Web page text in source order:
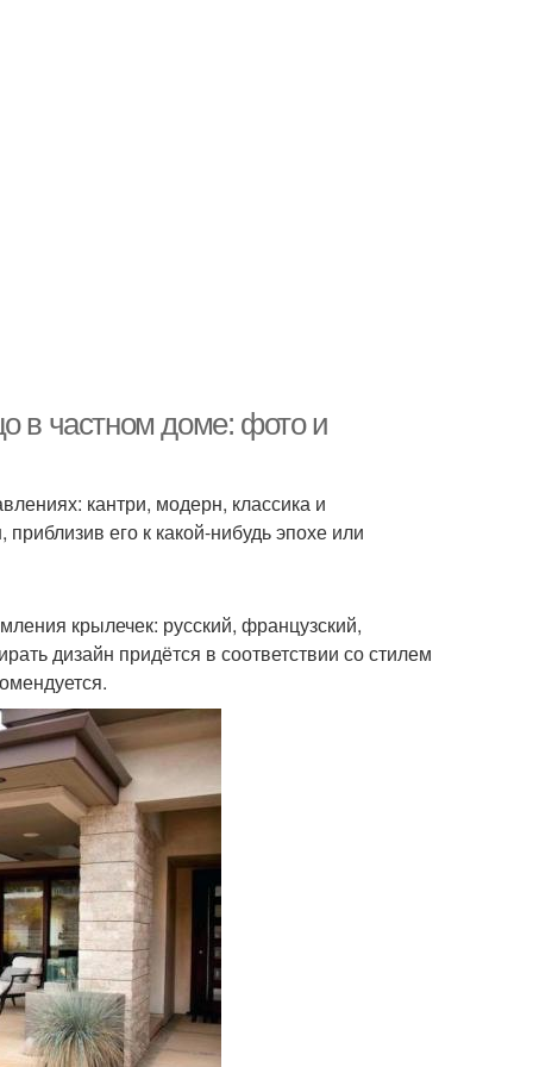
в частном доме: фото и
кантри, модерн, классика и
его к какой-нибудь эпохе или
крылечек: русский, французский,
дизайн придётся в соответствии со стилем